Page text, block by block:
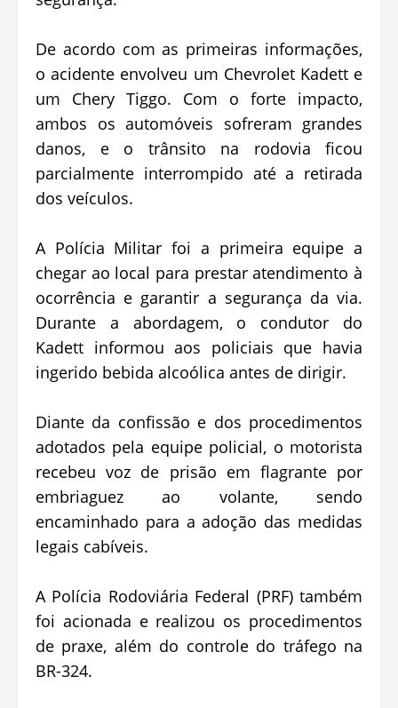
De acordo com as primeiras informações,
o acidente envolveu um Chevrolet Kadett e
um Chery Tiggo. Com o forte impacto,
ambos os automóveis sofreram grandes
danos, e o trânsito na rodovia ficou
parcialmente interrompido até a retirada
dos veículos.
A Polícia Militar foi a primeira equipe a
chegar ao local para prestar atendimento à
ocorrência e garantir a segurança da via.
Durante a abordagem, o condutor do
Kadett informou aos policiais que havia
ingerido bebida alcoólica antes de dirigir.
Diante da confissão e dos procedimentos
adotados pela equipe policial, o motorista
recebeu voz de prisão em flagrante por
embriaguez ao volante, sendo
encaminhado para a adoção das medidas
legais cabíveis.
A Polícia Rodoviária Federal (PRF) também
foi acionada e realizou os procedimentos
de praxe, além do controle do tráfego na
BR-324.